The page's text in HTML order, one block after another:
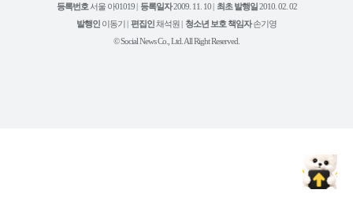
램
유
튜
등록번호 서울 아01019 | 등록일자2009. 11. 10 | 최초 발행일2010. 02. 02
발행인 이동기 | 편집인채석원 | 청소년 보호 책임자손기영
© Social News Co., Ltd. All Right Reserved.